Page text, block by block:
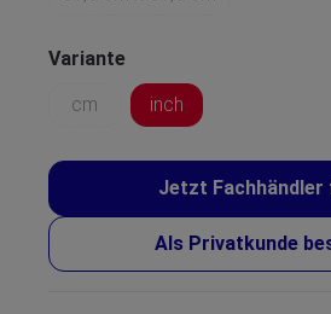
Variante
cm
inch
Jetzt Fachhändler
Als Privatkunde